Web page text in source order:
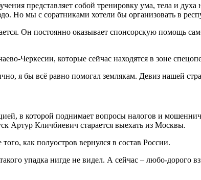
представляет собой тренировку ума, тела и
Но мы с соратниками хотели бы организовать в
Он постоянно оказывает спонсорскую помощь
Черкесии, которые сейчас находятся в зоне
я бы всё равно помогал землякам. Девиз нашей
в которой поднимает вопросы налогов и
Артур Кличбиевич старается выехать из Москвы.
как полуостров вернулся в состав России.
упадка нигде не видел. А сейчас – любо-дорого